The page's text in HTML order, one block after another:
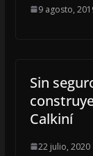
9 agosto,
Sin
Calkiní
22 julio, 2020